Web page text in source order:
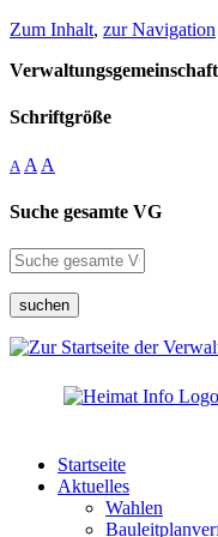
Zum Inhalt, zur Navigation
Schriftgröße
A A A
Suche gesamte VG
suchen
Startseite
Aktuelles
Wahlen